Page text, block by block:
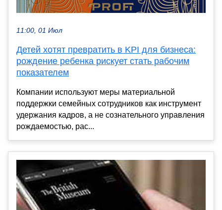
11:00, 01 Июл
Детей хотят превратить в KPI для бизнеса:
рождение ребенка рискует стать рабочим
показателем
Компании используют меры материальной
поддержки семейных сотрудников как инструмент
удержания кадров, а не сознательного управления
рождаемостью, рас...